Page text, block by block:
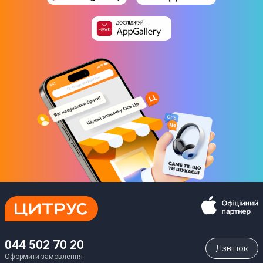
044 502 70 20
Оформити замовлення
Дзвiнок